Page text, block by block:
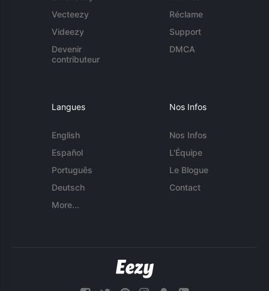
Vecteezy
Videezy
Devenir
contributeur
Réclame
Support
DMCA
Langues
English
Español
Português
Deutsch
More...
Nos Infos
Nos Infos
L'Équipe
Le Blogue
Contact